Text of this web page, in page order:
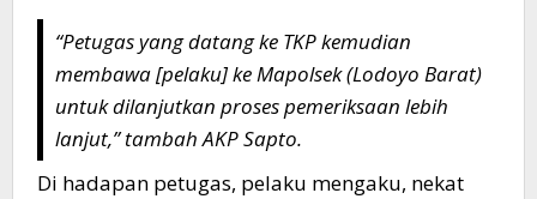
“Petugas yang datang ke TKP kemudian
membawa [pelaku] ke Mapolsek (Lodoyo Barat)
untuk dilanjutkan proses pemeriksaan lebih
lanjut,” tambah AKP Sapto.
Di hadapan petugas, pelaku mengaku, nekat